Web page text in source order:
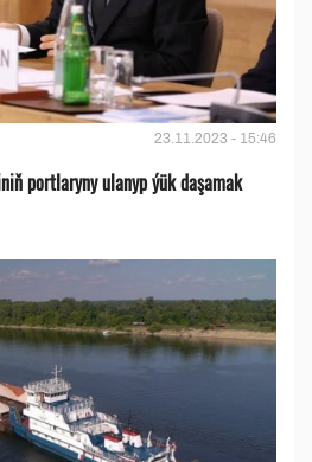
23.11.2023 - 15:46
portlaryny ulanyp ýük daşamak